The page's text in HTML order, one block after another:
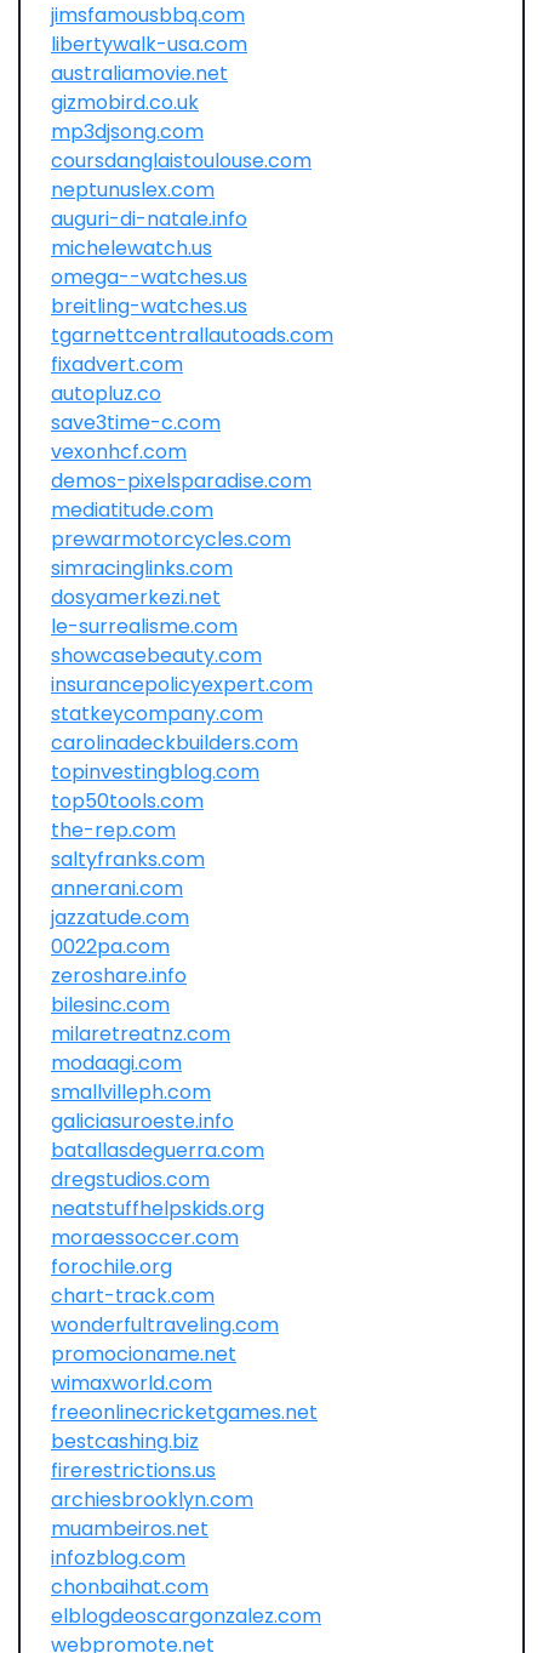
jimsfamousbbq.com
libertywalk-usa.com
australiamovie.net
gizmobird.co.uk
mp3djsong.com
coursdanglaistoulouse.com
neptunuslex.com
auguri-di-natale.info
michelewatch.us
omega--watches.us
breitling-watches.us
tgarnettcentrallautoads.com
fixadvert.com
autopluz.co
save3time-c.com
vexonhcf.com
demos-pixelsparadise.com
mediatitude.com
prewarmotorcycles.com
simracinglinks.com
dosyamerkezi.net
le-surrealisme.com
showcasebeauty.com
insurancepolicyexpert.com
statkeycompany.com
carolinadeckbuilders.com
topinvestingblog.com
top50tools.com
the-rep.com
saltyfranks.com
annerani.com
jazzatude.com
0022pa.com
zeroshare.info
bilesinc.com
milaretreatnz.com
modaagi.com
smallvilleph.com
galiciasuroeste.info
batallasdeguerra.com
dregstudios.com
neatstuffhelpskids.org
moraessoccer.com
forochile.org
chart-track.com
wonderfultraveling.com
promocioname.net
wimaxworld.com
freeonlinecricketgames.net
bestcashing.biz
firerestrictions.us
archiesbrooklyn.com
muambeiros.net
infozblog.com
chonbaihat.com
elblogdeoscargonzalez.com
webpromote.net